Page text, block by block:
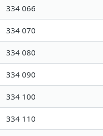
334 066
334 070
334 080
334 090
334 100
334 110